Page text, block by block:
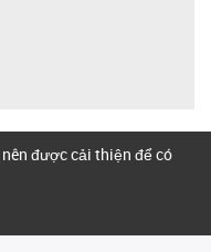
được cải thiện để có